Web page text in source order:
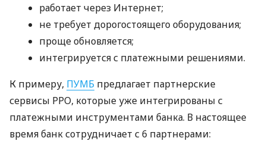
работает через Интернет;
не требует дорогостоящего оборудования;
проще обновляется;
интегрируется с платежными решениями.
К примеру, ПУМБ предлагает партнерские
сервисы РРО, которые уже интегрированы с
платежными инструментами банка. В настоящее
время банк сотрудничает с 6 партнерами: